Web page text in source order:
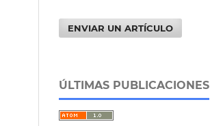
ENVIAR UN ARTÍCULO
ÚLTIMAS PUBLICACIONES